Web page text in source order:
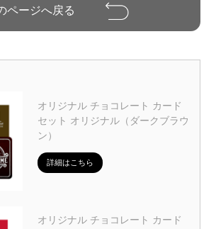
オリジナル チョコレート カード
セット オリジナル（ダークブラウ
ン）
詳細はこちら
オリジナル チョコレート カード